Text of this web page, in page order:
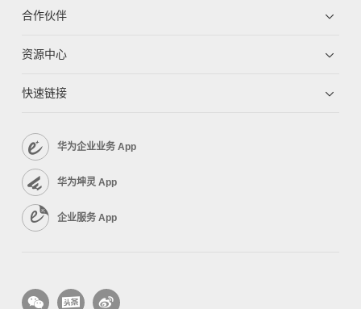
合作伙伴
资源中心
快速链接
华为企业业务 App
华为坤灵 App
企业服务 App